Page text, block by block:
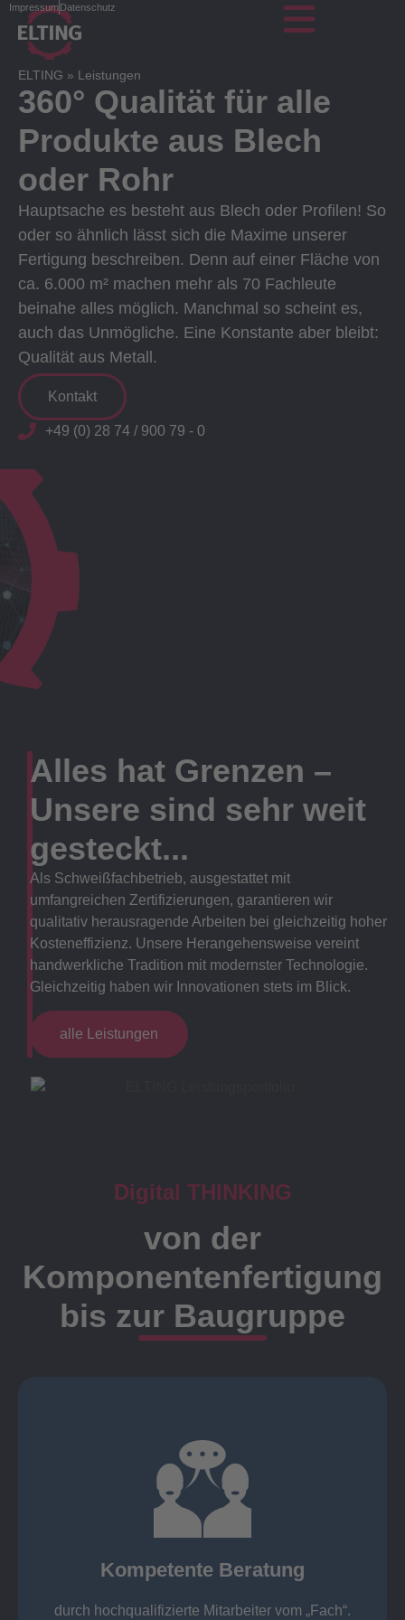
ImpressumDatenschutz
ELTING » Leistungen
360° Qualität für alle
Produkte aus Blech
oder Rohr
Hauptsache es besteht aus Blech oder Profilen! So
oder so ähnlich lässt sich die Maxime unserer
Fertigung beschreiben. Denn auf einer Fläche von
ca. 6.000 m² machen mehr als 70 Fachleute
beinahe alles möglich. Manchmal so scheint es,
auch das Unmögliche. Eine Konstante aber bleibt:
Qualität aus Metall.
Kontakt
+49 (0) 28 74 / 900 79 - 0
Alles hat Grenzen –
Unsere sind sehr weit
gesteckt...
Als Schweißfachbetrieb, ausgestattet mit
umfangreichen Zertifizierungen, garantieren wir
qualitativ herausragende Arbeiten bei gleichzeitig hoher
Kosteneffizienz. Unsere Herangehensweise vereint
handwerkliche Tradition mit modernster Technologie.
Gleichzeitig haben wir Innovationen stets im Blick.
alle Leistungen
Digital THINKING
von der
Komponentenfertigung
bis zur Baugruppe
Kompetente Beratung
durch hochqualifizierte Mitarbeiter vom „Fach“.
Kompetente Beratung durch
„Fach“.
findet die Kundenbetreuung ausschließlich durch
Meister, Techniker oder Ingenieure statt.
Ansprechpartner